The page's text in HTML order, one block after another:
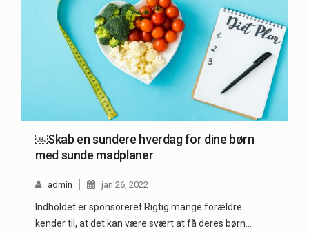
￼Skab en sundere hverdag for dine børn
med sunde madplaner
admin jan 26, 2022
Indholdet er sponsoreret Rigtig mange forældre
kender til, at det kan være svært at få deres børn…